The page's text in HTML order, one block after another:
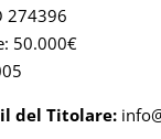
274396
50.000€
del Titolare: